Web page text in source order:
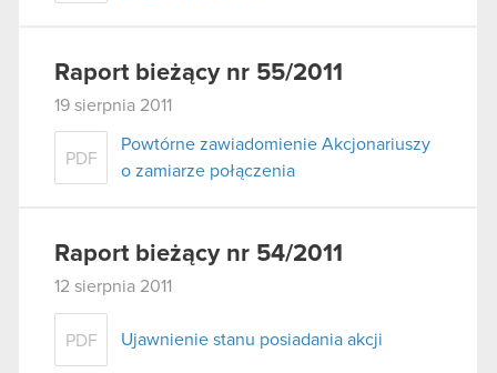
Raport bieżący nr 55/2011
19 sierpnia 2011
PDF
Powtórne zawiadomienie Akcjonariuszy
o zamiarze połączenia
Raport bieżący nr 54/2011
12 sierpnia 2011
PDF Ujawnienie stanu posiadania akcji